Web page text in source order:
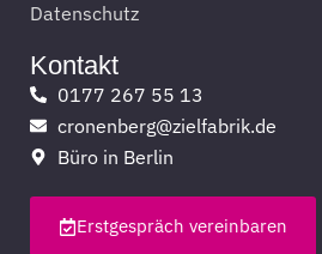
Datenschutz
Kontakt
0177 267 55 13
cronenberg@zielfabrik.de
Büro in Berlin
Erstgespräch vereinbaren